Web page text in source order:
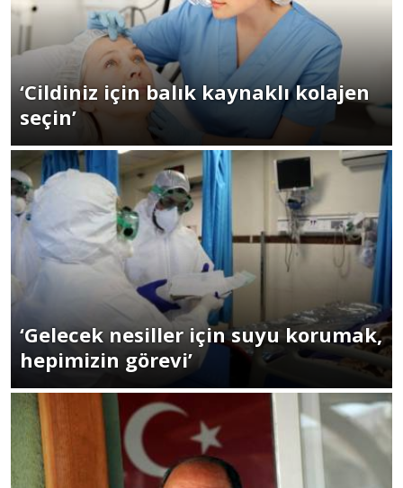
‘Cildiniz için balık kaynaklı kolajen
seçin’
‘Gelecek nesiller için suyu korumak,
hepimizin görevi’